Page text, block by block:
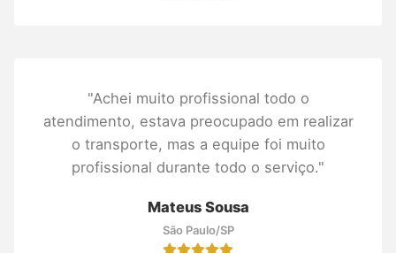
"Achei muito profissional todo o
atendimento, estava preocupado em realizar
o transporte, mas a equipe foi muito
profissional durante todo o serviço."
Mateus Sousa
São Paulo/SP